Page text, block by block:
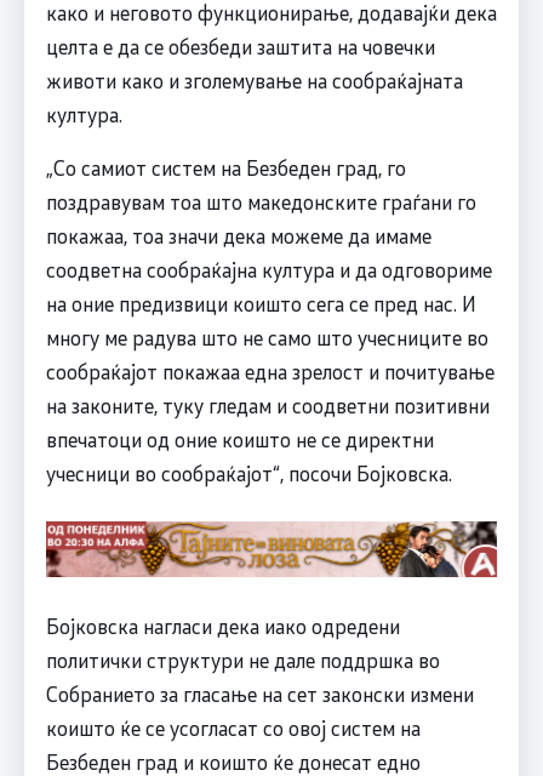
како и неговото функционирање, додавајќи дека
целта е да се обезбеди заштита на човечки
животи како и зголемување на сообраќајната
култура.
„Со самиот систем на Безбеден град, го
поздравувам тоа што македонските граѓани го
покажаа, тоа значи дека можеме да имаме
соодветна сообраќајна култура и да одговориме
на оние предизвици коишто сега се пред нас. И
многу ме радува што не само што учесниците во
сообраќајот покажаа една зрелост и почитување
на законите, туку гледам и соодветни позитивни
впечатоци од оние коишто не се директни
учесници во сообраќајот“, посочи Бојковска.
Бојковска нагласи дека иако одредени
политички структури не дале поддршка во
Собранието за гласање на сет законски измени
коишто ќе се усогласат со овој систем на
Безбеден град и коишто ќе донесат едно